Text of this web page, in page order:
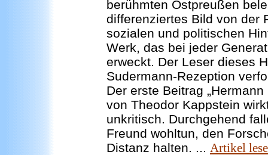
berühmten Ostpreußen
differenziertes Bild von der
sozialen und politischen
Werk, das bei jeder
erweckt. Der Leser dieses
Sudermann-Rezeption
Der erste Beitrag
von Theodor Kappstein
unkritisch. Durchgehend
Freund wohltun, den
Distanz halten. ... Artikel